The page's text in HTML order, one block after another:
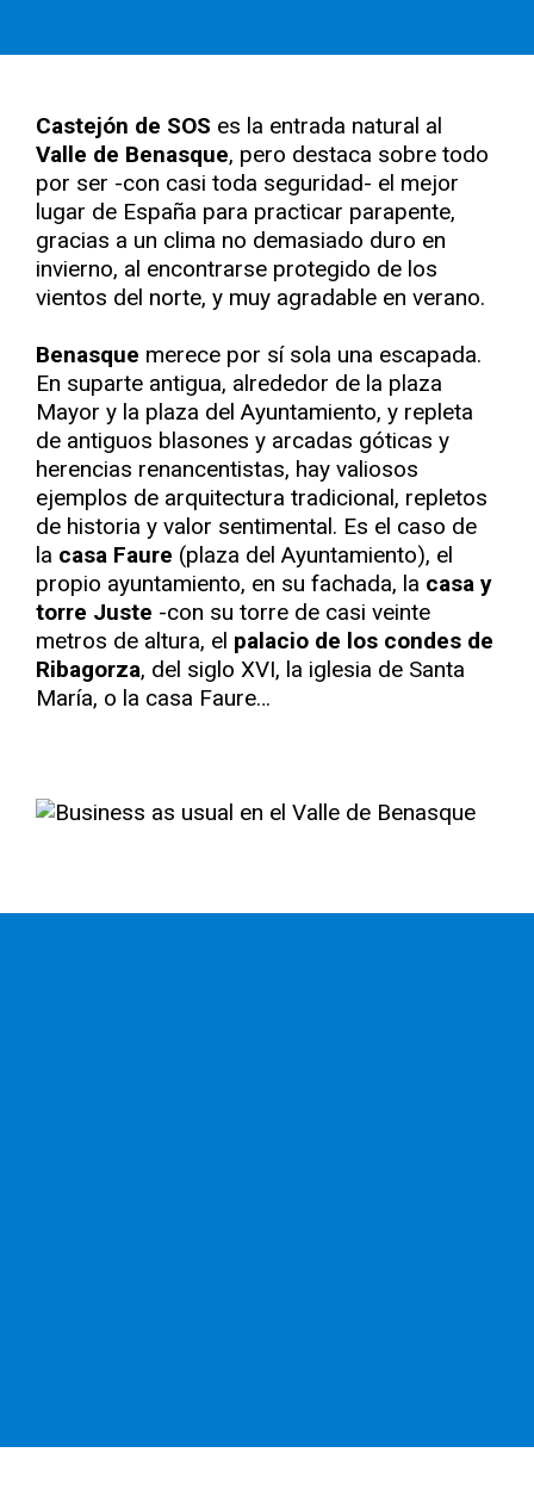
Castejón de SOS es la entrada natural al
Valle de Benasque, pero destaca sobre todo
por ser -con casi toda seguridad- el mejor
lugar de España para practicar parapente,
gracias a un clima no demasiado duro en
invierno, al encontrarse protegido de los
vientos del norte, y muy agradable en verano.
Benasque merece por sí sola una escapada.
En suparte antigua, alrededor de la plaza
Mayor y la plaza del Ayuntamiento, y repleta
de antiguos blasones y arcadas góticas y
herencias renancentistas, hay valiosos
ejemplos de arquitectura tradicional, repletos
de historia y valor sentimental. Es el caso de
la casa Faure (plaza del Ayuntamiento), el
propio ayuntamiento, en su fachada, la casa y
torre Juste -con su torre de casi veinte
metros de altura, el palacio de los condes de
Ribagorza, del siglo XVI, la iglesia de Santa
María, o la casa Faure…